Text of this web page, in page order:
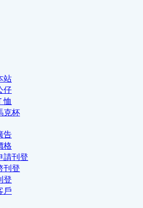
站
仔
恤
克杯
告
格
請刊登
刊登
登
戶